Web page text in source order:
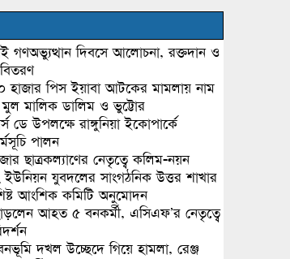
গণঅভ্যুত্থান দিবসে আলোচনা, রক্তদান ও
পিস ইয়াবা আটকের মামলায় নাম
মুল মালিক ডালিম ও ভুট্টোর
ডে উপলক্ষে রাঙ্গুনিয়া ইকোপার্কে
পালন
ছাত্রকল্যাণের নেতৃত্বে কলিম-নয়ন
ইউনিয়ন যুবদলের সাংগঠনিক উত্তর শাখার
আংশিক কমিটি অনুমোদন
আহত ৫ বনকর্মী, এসিএফ’র নেতৃত্বে
দখল উচ্ছেদে গিয়ে হামলা, রেঞ্জ